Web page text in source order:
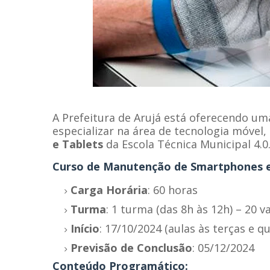
A Prefeitura de Arujá está oferecendo
especializar na área de tecnologia
e Tablets da Escola Técnica Municipal
Curso de Manutenção de Smartphones
Carga Horária: 60 horas
Turma: 1 turma (das 8h às 12h) – 20
Início: 17/10/2024 (aulas às terças e
Previsão de Conclusão: 05/12/2024
Conteúdo Programático: